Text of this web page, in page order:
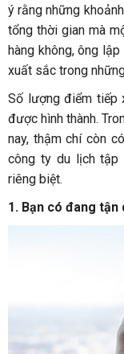
ý rằng những
tổng thời gian mà
hàng không, ông
xuất sắc trong
Số lượng điểm tiếp
được hình thành.
nay, thậm chí còn
công ty du lịch tập
riêng biệt.
1. Bạn có đang